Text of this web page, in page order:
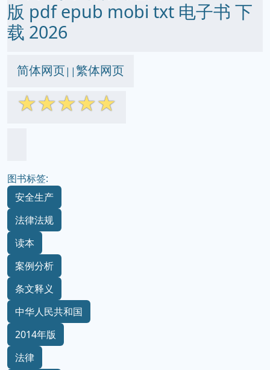
版 pdf epub mobi txt 电子书 下
载 2026
简体网页||繁体网页
☆☆☆☆☆
图书标签:
安全生产
法律法规
读本
案例分析
条文释义
中华人民共和国
2014年版
法律